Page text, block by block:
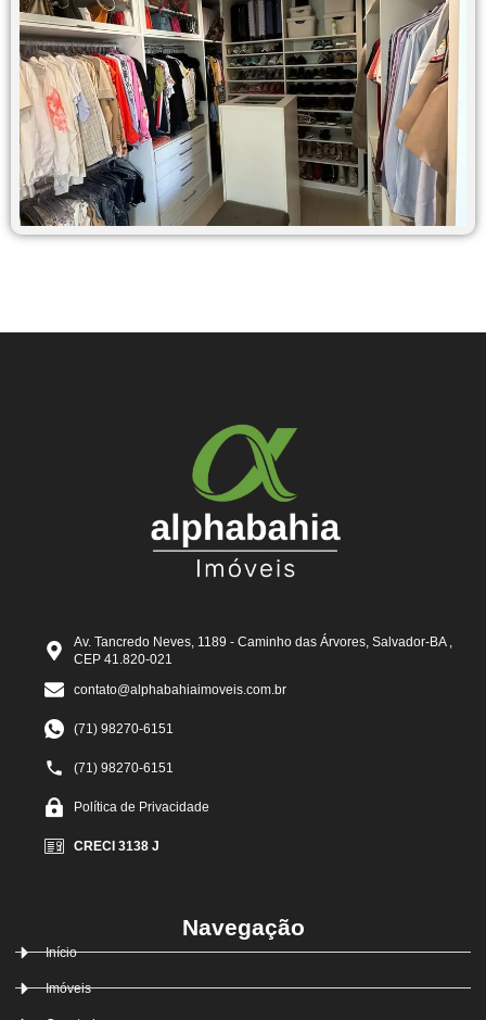
Av. Tancredo Neves, 1189 - Caminho das Árvores, Salvador-BA ,
CEP 41.820-021
contato@alphabahiaimoveis.com.br
(71) 98270-6151
(71) 98270-6151
Política de Privacidade
CRECI 3138 J
Navegação
Início
Imóveis